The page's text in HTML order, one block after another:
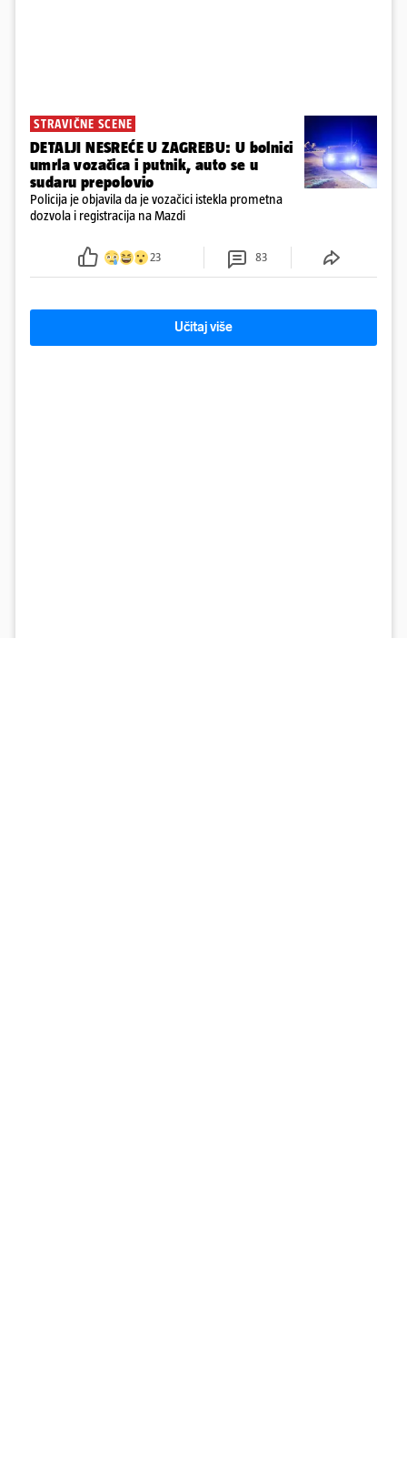
STRAVIČNE SCENE
DETALJI NESREĆE U ZAGREBU: U bolnici
umrla vozačica i putnik, auto se u
sudaru prepolovio
Policija je objavila da je vozačici istekla prometna
dozvola i registracija na Mazdi
23 83
Učitaj više